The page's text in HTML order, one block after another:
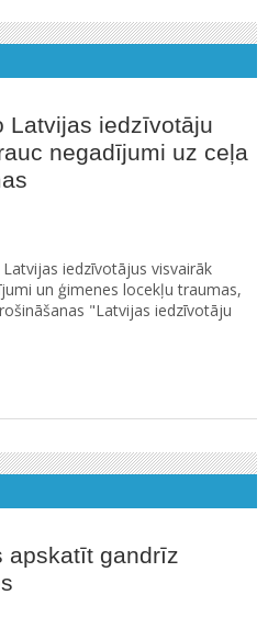
Latvijas iedzīvotāju
negadījumi uz ceļa
iedzīvotājus visvairāk
un ģimenes locekļu traumas,
"Latvijas iedzīvotāju
apskatīt gandrīz